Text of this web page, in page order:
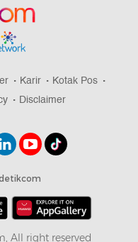
Karir
Kotak Pos
Disclaimer
All right reserved